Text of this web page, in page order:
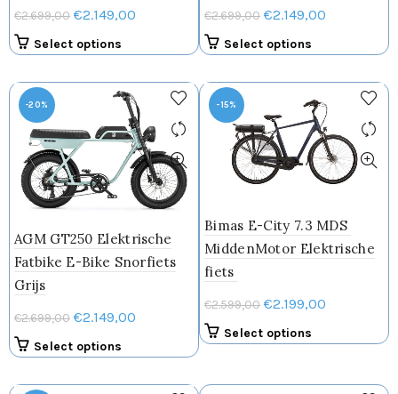
€2.699,00 Oorspronkelijke
prijs
was:
€2.699,00.
€2.149,00
is:
€2.149,00.
Select options
€2.699,00 Oorspronkelijke
prijs
was:
€2.699,00.
€2.149,00
is:
€2.149,00.
Select options
-20%
AGM GT250 Elektrische
Fatbike E-Bike Snorfiets
Grijs
€2.699,00 Oorspronkelijke
prijs
was:
€2.699,00.
€2.149,00
is:
€2.149,00.
Select options
-15%
Bimas E-City 7.3 MDS
MiddenMotor Elektrische
fiets
€2.599,00 Oorspronkelijke
prijs
was:
€2.199,00
is:
Select options
meerdere